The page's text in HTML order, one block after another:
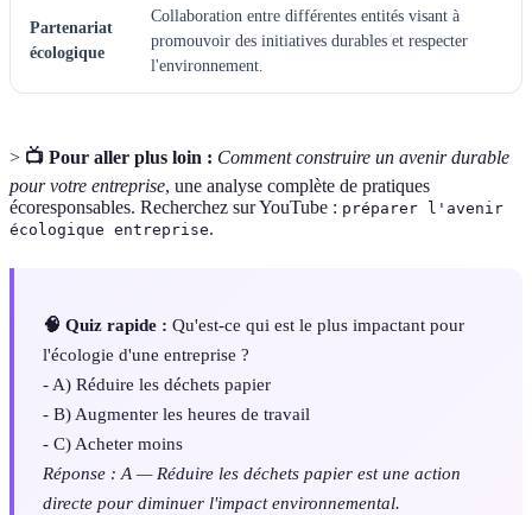
Partenariat
écologique
Collaboration entre différentes entités visant à
promouvoir des initiatives durables et respecter
l'environnement.
> 📺 Pour aller plus loin : Comment construire un avenir durable
pour votre entreprise, une analyse complète de pratiques
écoresponsables. Recherchez sur YouTube : préparer l'avenir
écologique entreprise.
🧠 Quiz rapide : Qu'est-ce qui est le plus impactant pour
l'écologie d'une entreprise ?
- A) Réduire les déchets papier
- B) Augmenter les heures de travail
- C) Acheter moins
Réponse : A — Réduire les déchets papier est une action
directe pour diminuer l'impact environnemental.